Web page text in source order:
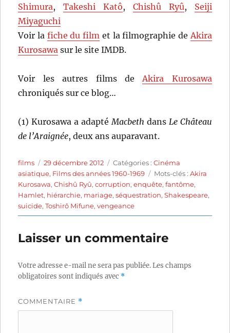
Shimura,Takeshi Katô, Chishû Ryû, Seiji
Miyaguchi
Voir la fiche du film et la filmographie deAkira
Kurosawa sur le site IMDB.
Voir les autres films deAkira Kurosawa
chroniqués sur ce blog…
(1) Kurosawa a adaptéMacbeth dans Le Château
de l’Araignée, deux ans auparavant.
Auteur
films
Publié
le
29 décembre 2012 Catégories
Catégories :Cinéma
asiatique, Films des années 1960-1969 Étiquettes
Mots-clés :Akira
Kurosawa,Chishû Ryû,corruption,enquête,fantôme,
Hamlet, hiérarchie, mariage,séquestration,Shakespeare,
suicide,Toshirô Mifune,vengeance
Laisser un commentaire
Votre adresse e-mail ne sera pas publiée.Les champs
obligatoires sont indiqués avec *
COMMENTAIRE *